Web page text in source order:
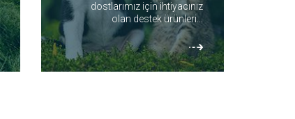
dostlarımız için ihtiyacınız
olan destek ürünleri...